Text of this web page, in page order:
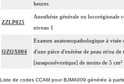
heures
ZZLP025
Anesthésie générale ou locorégionale
niveau 1
QZQX004
Examen anatomopathologique à visée
d'une pièce d'exérèse de peau et/ou de
[susaponévrotique] de moins de 5 cm²
Liste de codes CCAM pour BJMA009 générée à